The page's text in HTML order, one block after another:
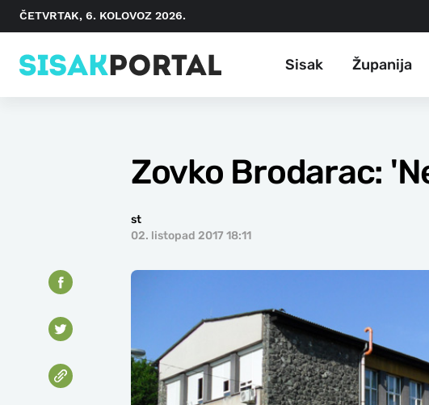
ČETVRTAK, 6. KOLOVOZ 2026.
Sisak Županija
Zovko Brodarac:
st
02. listopad 2017 18:11